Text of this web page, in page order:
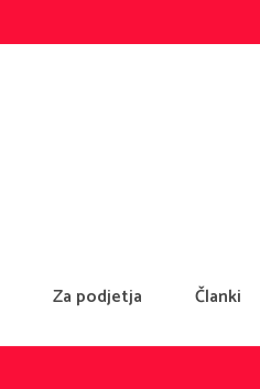
Za podjetja Članki